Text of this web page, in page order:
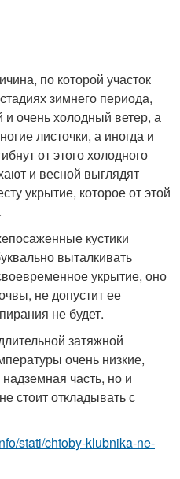
по которой участок
зимнего периода,
и очень холодный ветер, а
листочки, а иногда и
от этого холодного
и весной выглядят
укрытие, которое от этой
кустики
выталкивать
укрытие, оно
не допустит ее
не будет.
затяжной
очень низкие,
часть, но и
стоит откладывать с
stati/chtoby-klubnika-ne-